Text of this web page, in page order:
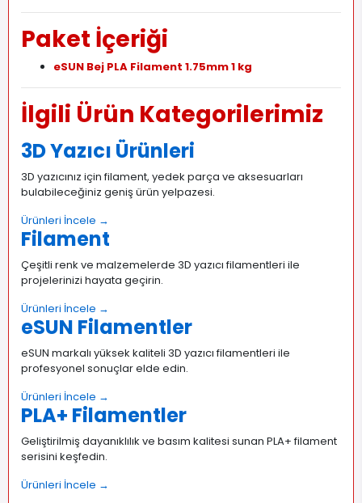
Paket İçeriği
eSUN Bej PLA Filament 1.75mm 1 kg
İlgili Ürün Kategorilerimiz
3D Yazıcı Ürünleri
3D yazıcınız için filament, yedek parça ve aksesuarları
bulabileceğiniz geniş ürün yelpazesi.
Ürünleri İncele →
Filament
Çeşitli renk ve malzemelerde 3D yazıcı filamentleri ile
projelerinizi hayata geçirin.
Ürünleri İncele →
eSUN Filamentler
eSUN markalı yüksek kaliteli 3D yazıcı filamentleri ile
profesyonel sonuçlar elde edin.
Ürünleri İncele →
PLA+ Filamentler
Geliştirilmiş dayanıklılık ve basım kalitesi sunan PLA+ filament
serisini keşfedin.
Ürünleri İncele →